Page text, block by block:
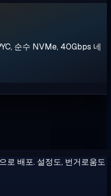
순수 NVMe, 40Gbps 네
로 배포. 설정도, 번거로움도